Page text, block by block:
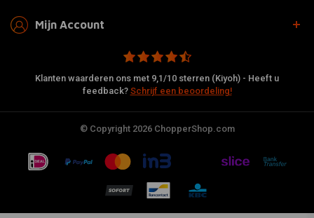
Mijn Account
Klanten waarderen ons met 9,1/10 sterren (Kiyoh) - Heeft u
feedback? Schrijf een beoordeling!
© Copyright 2026 ChopperShop.com